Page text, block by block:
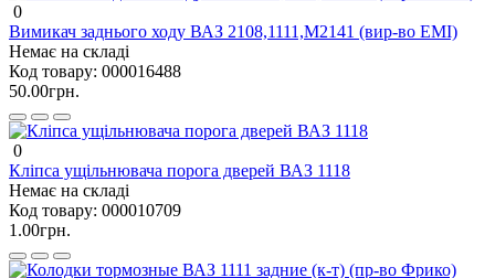
0
Вимикач заднього ходу ВАЗ 2108,1111,М2141 (вир-во ЕМІ)
Немає на складі
Код товару: 000016488
50.00грн.
0
Кліпса ущільнювача порога дверей ВАЗ 1118
Немає на складі
Код товару: 000010709
1.00грн.